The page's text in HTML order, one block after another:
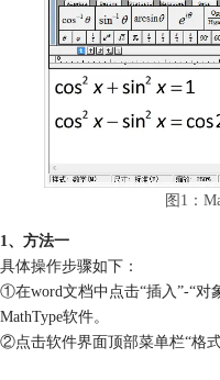
图1：
1、方法一
具体操作步骤如下：
①在word文档中点击“插入”-“对
MathType软件。
②点击软件界面顶部菜单栏“格